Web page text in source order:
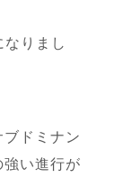
りまし
ドミナン
強い進行が